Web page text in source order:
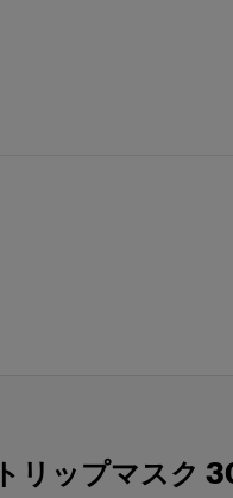
リップマスク